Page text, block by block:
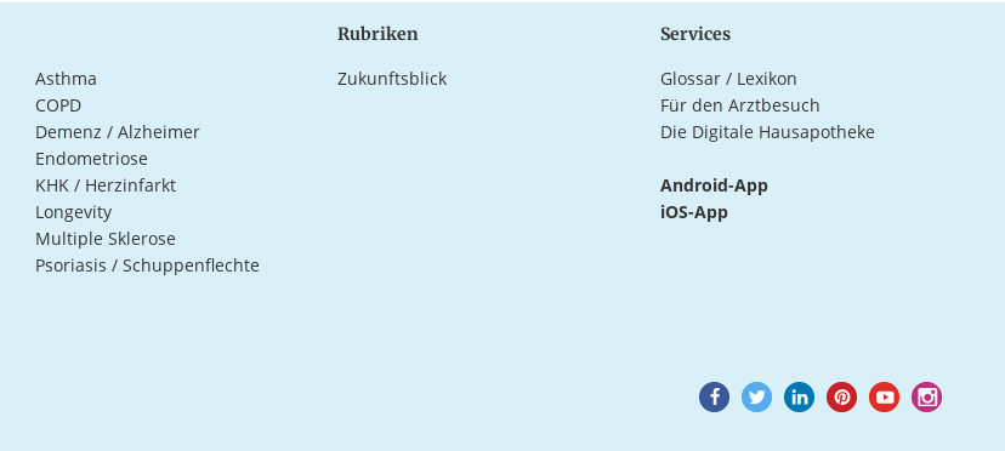
Asthma
COPD
Demenz / Alzheimer
Endometriose
KHK / Herzinfarkt
Longevity
Multiple Sklerose
Psoriasis / Schuppenflechte
Rubriken
Zukunftsblick
Services
Glossar / Lexikon
Für den Arztbesuch
Die Digitale Hausapotheke
Android-App
iOS-App